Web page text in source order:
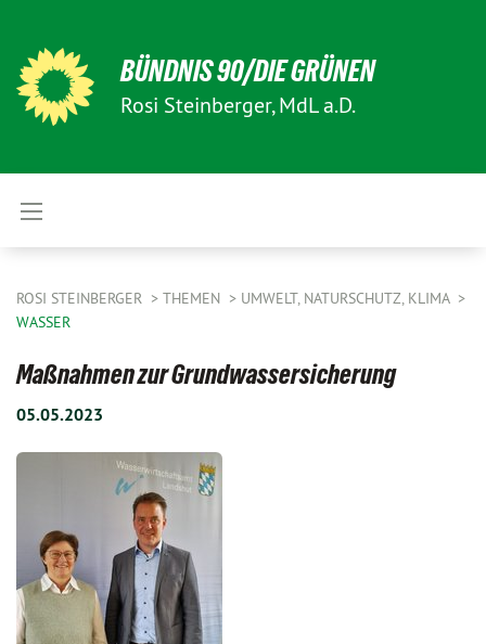
BÜNDNIS 90/DIE GRÜNEN
Rosi Steinberger, MdL a.D.
ROSI STEINBERGER THEMEN
UMWELT, NATURSCHUTZ, KLIMA
WASSER
Maßnahmen zur Grundwassersicherung
05.05.2023